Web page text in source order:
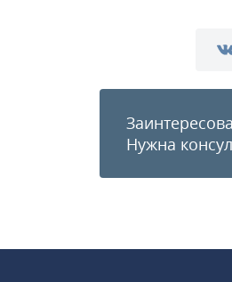
Нужна